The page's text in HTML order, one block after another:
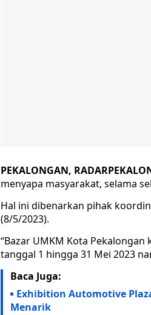
PEKALONGAN,
menyapa masyarakat, selama
Hal ini dibenarkan pihak
(8/5/2023).
“Bazar UMKM Kota
tanggal 1 hingga 31 Mei 2023
Baca Juga:
Exhibition Automotive
Menarik